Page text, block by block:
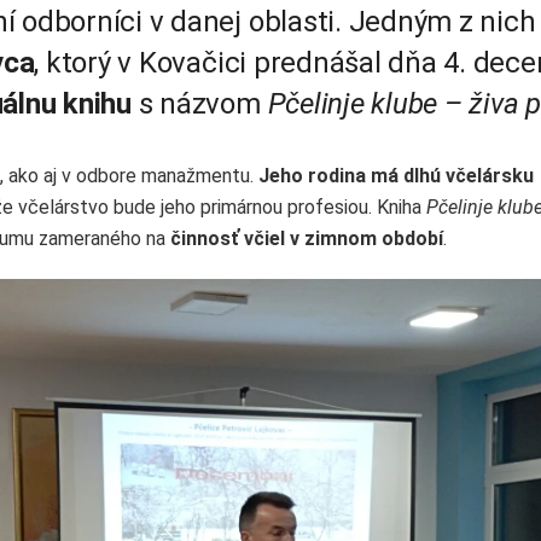
odborníci v danej oblasti. Jedným z nich
, ktorý v Kovačici prednášal dňa 4.
knihu s názvom Pčelinje klube – živa
aj v odbore manažmentu. Jeho rodina má dlhú včelársku
včelárstvo bude jeho primárnou profesiou. Kniha Pčelinje
zameraného na činnosť včiel v zimnom období.